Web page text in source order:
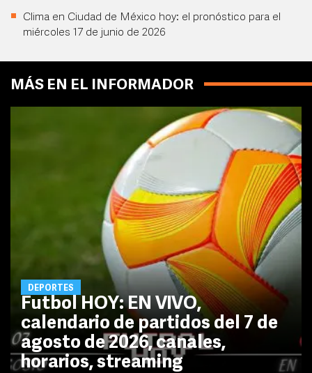
Clima en Ciudad de México hoy: el pronóstico para el
miércoles 17 de junio de 2026
MÁS EN EL INFORMADOR
DEPORTES
Futbol HOY: EN VIVO,
calendario de partidos del 7 de
agosto de 2026, canales,
horarios, streaming